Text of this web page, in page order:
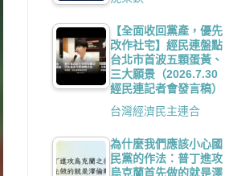
【全面收回黨產，優先
改作社宅】經民連盤點
台北市首波五顆蛋黃、
三大願景（2026.7.30
經民連記者會發言稿）
台灣經濟民主連合
為什麼我們應該小心國
民黨的作法：普丁進攻
烏克蘭首先做的就是澤